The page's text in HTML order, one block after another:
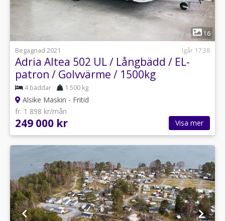
16
Begagnad 2021
Igår 17:38
Adria Altea 502 UL / Långbädd / EL-
patron / Golvvärme / 1500kg
4 bäddar 1 500 kg
Alsike Maskin - Fritid
fr. 1 898 kr/mån
249 000 kr Visa mer